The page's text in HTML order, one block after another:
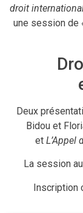
droit
une session de
Deux
Bidou et
et L’Appel
La session
Inscription